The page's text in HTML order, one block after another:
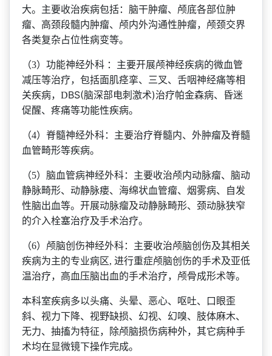
大。主要收治疾病包括：脑干肿瘤、颅底各部位肿
瘤、高颈段髓内肿瘤、颅内外沟通性肿瘤，颅颈交界
各类复杂占位性病变等。
（3）功能神经外科 ：主要开展颅神经疾病的微血管
减压等治疗，包括面肌痉挛、三叉、舌咽神经痛等相
关疾病，DBS(脑深部电刺激术)治疗帕金森病、昏迷
促醒、疼痛等功能性疾病。
（4）脊髓神经外科：主要治疗脊髓内、外肿瘤及脊髓
血管畸形等疾病。
（5）脑血管病神经外科：主要收治颅内动脉瘤、脑动
静脉畸形、动静脉瘘、海绵状血管瘤、烟雾病、自发
性脑出血等。开展动脉瘤及动静脉畸形、颈动脉狭窄
的介入栓塞治疗及手术治疗。
（6）颅脑创伤神经外科：主要收治颅脑创伤及其相关
疾病为主的专业病区, 进行重症颅脑创伤的手术及亚低
温治疗，高血压脑出血的手术治疗，颅骨成形术等。
本科室疾病多以头痛、头晕、恶心、呕吐、口眼歪
斜、视力下降、视野缺损、幻视、幻嗅、肢体麻木、
无力、抽搐为特征，除颅脑损伤病种外，其它病种手
术均在显微镜下操作完成。